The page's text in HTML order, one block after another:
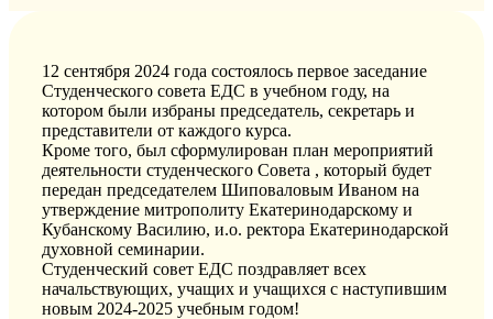
12 сентября 2024 года состоялось первое заседание
Студенческого совета ЕДС в учебном году, на
котором были избраны председатель, секретарь и
представители от каждого курса.
Кроме того, был сформулирован план мероприятий
деятельности студенческого Совета , который будет
передан председателем Шиповаловым Иваном на
утверждение митрополиту Екатеринодарскому и
Кубанскому Василию, и.о. ректора Екатеринодарской
духовной семинарии.
Студенческий совет ЕДС поздравляет всех
начальствующих, учащих и учащихся с наступившим
новым 2024-2025 учебным годом!